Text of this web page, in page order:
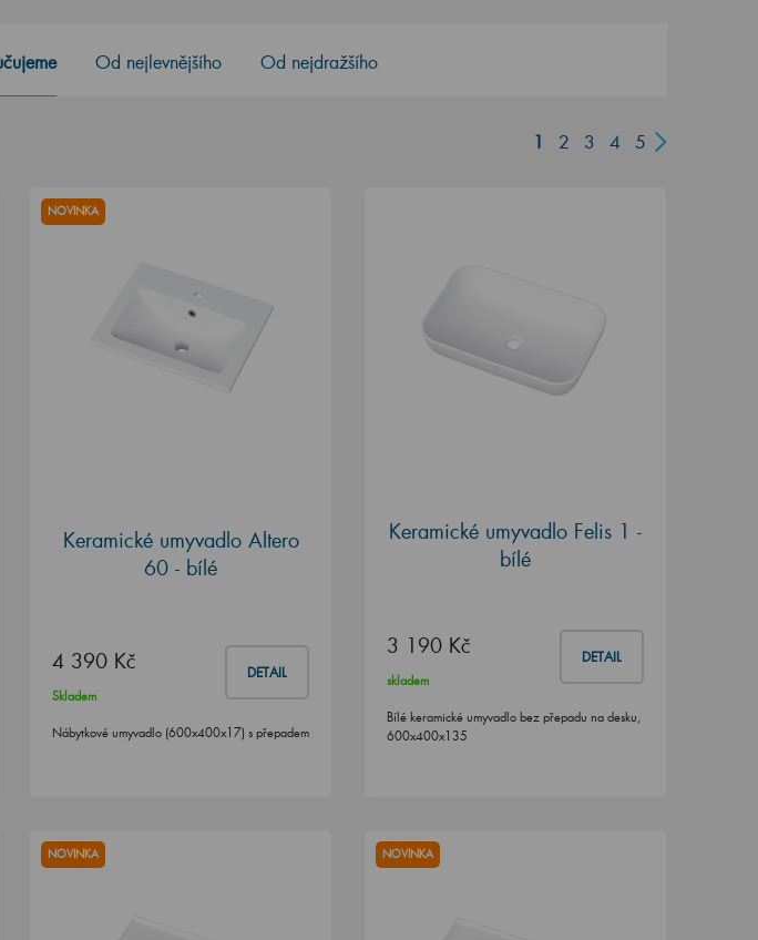
Od nejlevnějšího Od nejdražšího
1 2 3 4 5
NOVINKA
Keramické umyvadlo Altero
60 - bílé
4 390 Kč DETAIL
Skladem
Nábytkové umyvadlo (600x400x17) s přepadem
Keramické umyvadlo Felis 1 -
bílé
3 190 Kč DETAIL
skladem
Bílé keramické umyvadlo bez přepadu na desku,
600x400x135
NOVINKA NOVINKA